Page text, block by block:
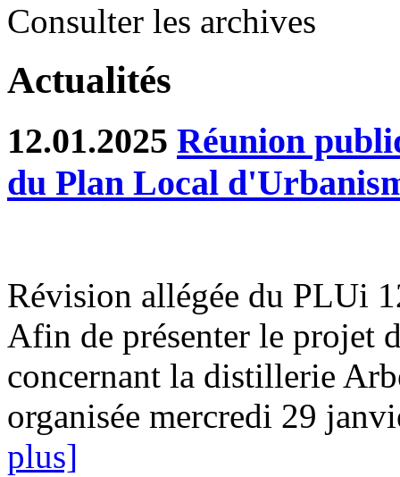
Consulter les archives
Actualités
12.01.2025 Réunion
du Plan Local
Révision allégée du PLUi
Afin de présenter le projet
concernant la distillerie
organisée mercredi 29
plus]